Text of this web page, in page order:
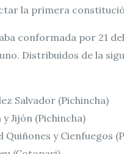
la primera
conformada por 21
Distribuidos de la
Salvador (Pichincha)
Jijón (Pichincha)
Quiñones y Cienfuegos